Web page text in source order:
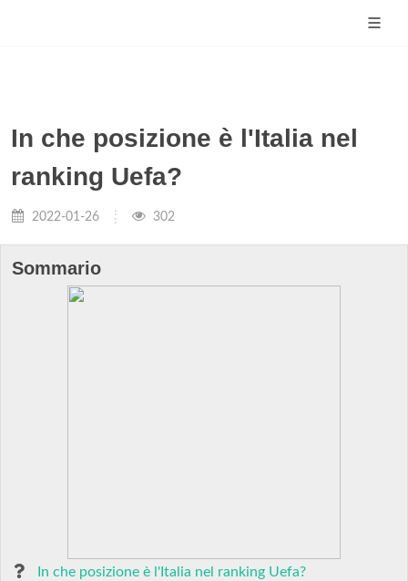
In che posizione è l'Italia nel
ranking Uefa?
2022-01-26 302
Sommario
In che posizione è l'Italia nel ranking Uefa?